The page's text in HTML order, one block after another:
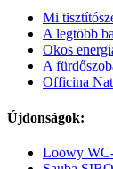
Mi
A legtöbb
Okos
A
Officina
Újdonságok:
Loowy